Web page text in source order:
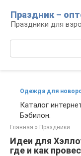
контенту
Праздник –
Праздники для
Одежда для
Каталог
Бэбилон.
Главная » Праздники
Идеи для
где и как